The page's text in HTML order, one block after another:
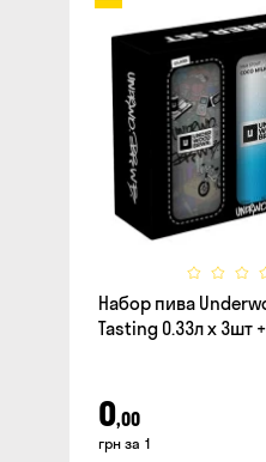
Набор пива
Tasting 0.33л x 3шт
0,00
грн за 1